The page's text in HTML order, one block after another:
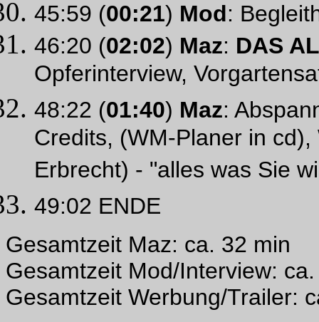
45:59 (00:21) Mod:
46:20 (02:02) Maz: DAS
Opferinterview,
48:22 (01:40) Maz:
Credits, (WM-Planer in
Erbrecht) - "alles was Sie
49:02 ENDE
Gesamtzeit Maz: ca. 32 min
Gesamtzeit Mod/Interview:
Gesamtzeit Werbung/Trailer: